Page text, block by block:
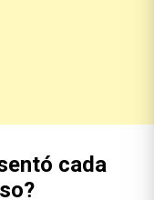
cada